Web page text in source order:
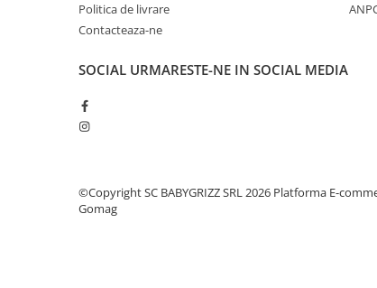
Politica de livrare
Contacteaza-ne
SOCIAL URMARESTE-NE IN SOCIAL MEDIA
©Copyright SC BABYGRIZZ SRL 2026 Platforma E-
Gomag